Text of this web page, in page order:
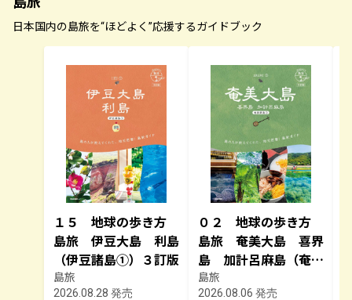
日本国内の島旅を“ほどよく”応援するガイドブック
１５ 地球の歩き方
島旅 伊豆大島 利島
（伊豆諸島①）３訂版
島旅
2026.08.28 発売
０２ 地球の歩き方
島旅 奄美大島 喜界
島 加計呂麻島（奄美
群島１） ５訂版
島旅
2026.08.06 発売